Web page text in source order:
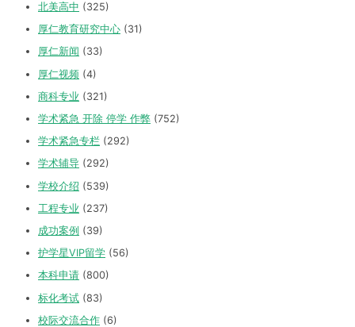
北美高中 (325)
厚仁教育研究中心 (31)
厚仁新闻 (33)
厚仁视频 (4)
商科专业 (321)
学术紧急 开除 停学 作弊 (752)
学术紧急专栏 (292)
学术辅导 (292)
学校介绍 (539)
工程专业 (237)
成功案例 (39)
护学星VIP留学 (56)
本科申请 (800)
标化考试 (83)
校际交流合作 (6)